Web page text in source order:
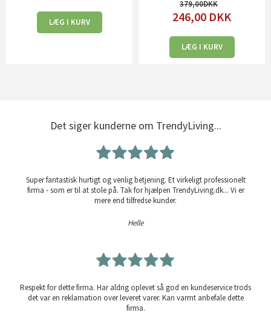
LÆG I KURV
379,00
246,00 DKK
LÆG I KURV
Det siger kunderne om TrendyLiving...
Super fantastisk hurtigt og venlig betjening. Et virkeligt professionelt
firma - som er til at stole på. Tak for hjælpen TrendyLiving.dk... Vi er
mere end tilfredse kunder.
Helle
Respekt for dette firma. Har aldrig oplevet så god en kundeservice trods
det var en reklamation over leveret varer. Kan varmt anbefale dette
firma.